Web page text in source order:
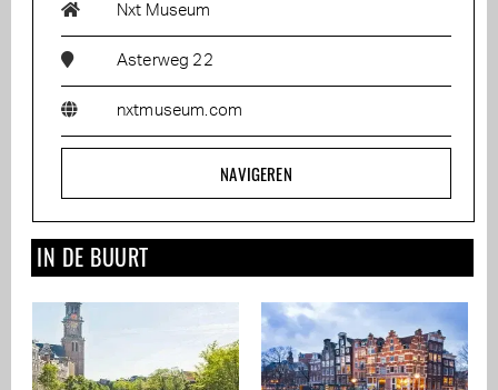
Nxt Museum
Asterweg 22
nxtmuseum.com
NAVIGEREN
IN DE BUURT